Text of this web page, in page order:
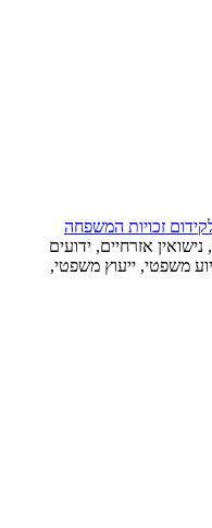
אזרחיים, ידועים
משפטי, ייעוץ משפטי,